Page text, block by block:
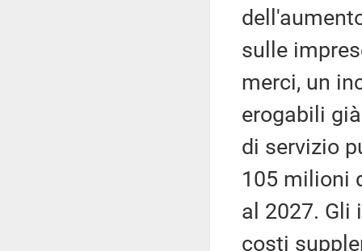
sulle
merci, un
erogabili
di servizio
105 milioni
al 2027. Gli
costi